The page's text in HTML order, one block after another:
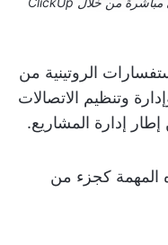
الروتينية من
وتنظيم الاتصالات
إدارة المشاريع.
المهمة كجزء من